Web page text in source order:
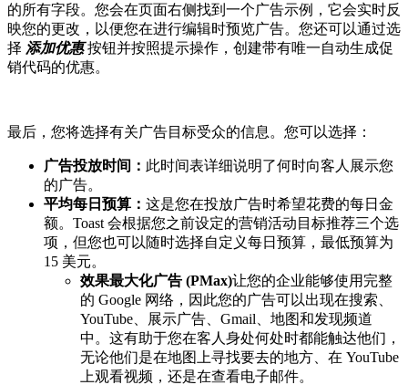
的所有字段。您会在页面右侧找到一个广告示例，它会实时反
映您的更改，以便您在进行编辑时预览广告。您还可以通过选
择 添加优惠按钮并按照提示操作，创建带有唯一自动生成促
销代码的优惠。
最后，您将选择有关广告目标受众的信息。您可以选择：
广告投放时间： 此时间表详细说明了何时向客人展示您
的广告。
平均每日预算： 这是您在投放广告时希望花费的每日金
额。Toast 会根据您之前设定的营销活动目标推荐三个选
项，但您也可以随时选择自定义每日预算，最低预算为
15 美元。
效果最大化广告 (PMax)让您的企业能够使用完整
的 Google 网络，因此您的广告可以出现在搜索、
YouTube、展示广告、Gmail、地图和发现频道
中。这有助于您在客人身处何处时都能触达他们，
无论他们是在地图上寻找要去的地方、在 YouTube
上观看视频，还是在查看电子邮件。